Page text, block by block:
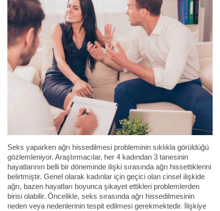
Seks yaparken ağrı hissedilmesi probleminin sıklıkla görüldüğü
gözlemleniyor. Araştırmacılar, her 4 kadından 3 tanesinin
hayatlarının belli bir döneminde ilişki sırasında ağrı hissettiklerini
belirtmiştir. Genel olarak kadınlar için geçici olan cinsel ilişkide
ağrı, bazen hayatları boyunca şikayet ettikleri problemlerden
birisi olabilir. Öncelikle, seks sırasında ağrı hissedilmesinin
neden veya nedenlerinin tespit edilmesi gerekmektedir. İlişkiye